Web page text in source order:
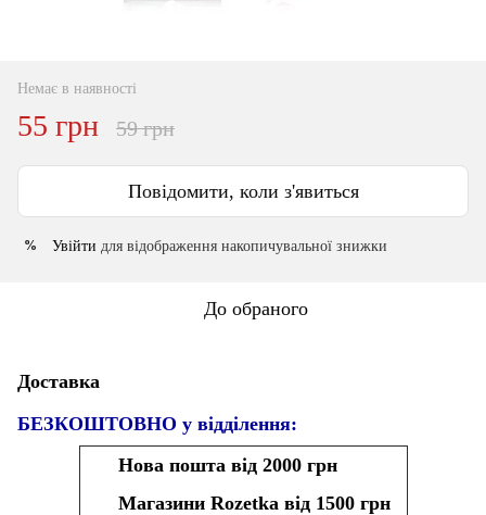
Немає в наявності
55 грн 59 грн
Повідомити, коли з'явиться
% Увійти для відображення накопичувальної знижки
До обраного
Доставка
БЕЗКОШТОВНО у відділення:
Нова пошта від 2000 грн
Магазини Rozetka від 1500 грн